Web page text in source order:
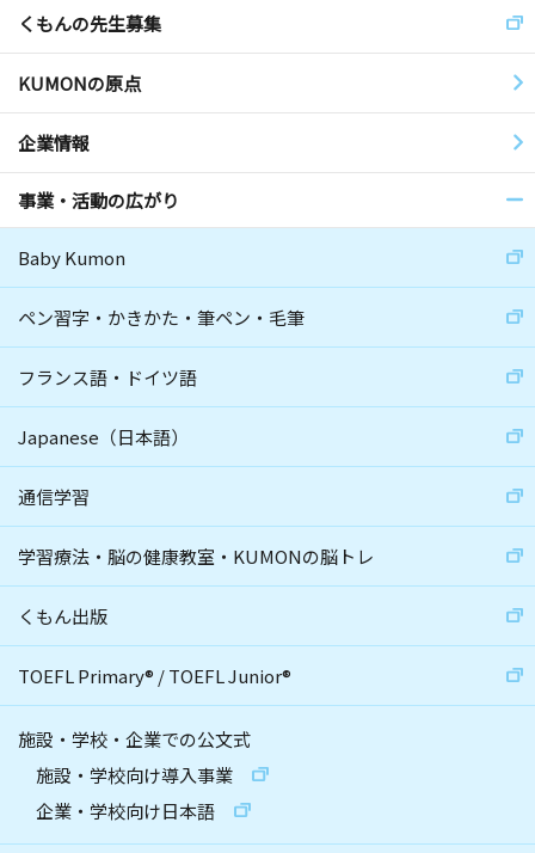
くもんの先生募集
KUMONの原点
企業情報
事業・活動の広がり
Baby Kumon
ペン習字・かきかた・筆ペン・毛筆
フランス語・ドイツ語
Japanese（日本語）
通信学習
学習療法・脳の健康教室・KUMONの脳トレ
くもん出版
TOEFL Primary® /TOEFL Junior®
施設・学校・企業での公文式
施設・学校向け導入事業
企業・学校向け日本語